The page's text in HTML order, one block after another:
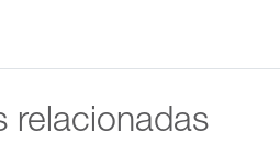
relacionadas